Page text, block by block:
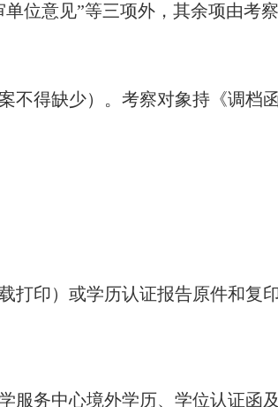
位意见”等三项外，其余项由考
得缺少）。考察对象持《调档
印）或学历认证报告原件和复印
服务中心境外学历、学位认证函